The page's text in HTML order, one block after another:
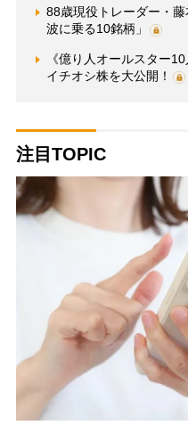
88歳現役トレーダー・
波に乗る10銘柄」
《億り人オールスター
イチオシ株を大公開！
注目TOPIC